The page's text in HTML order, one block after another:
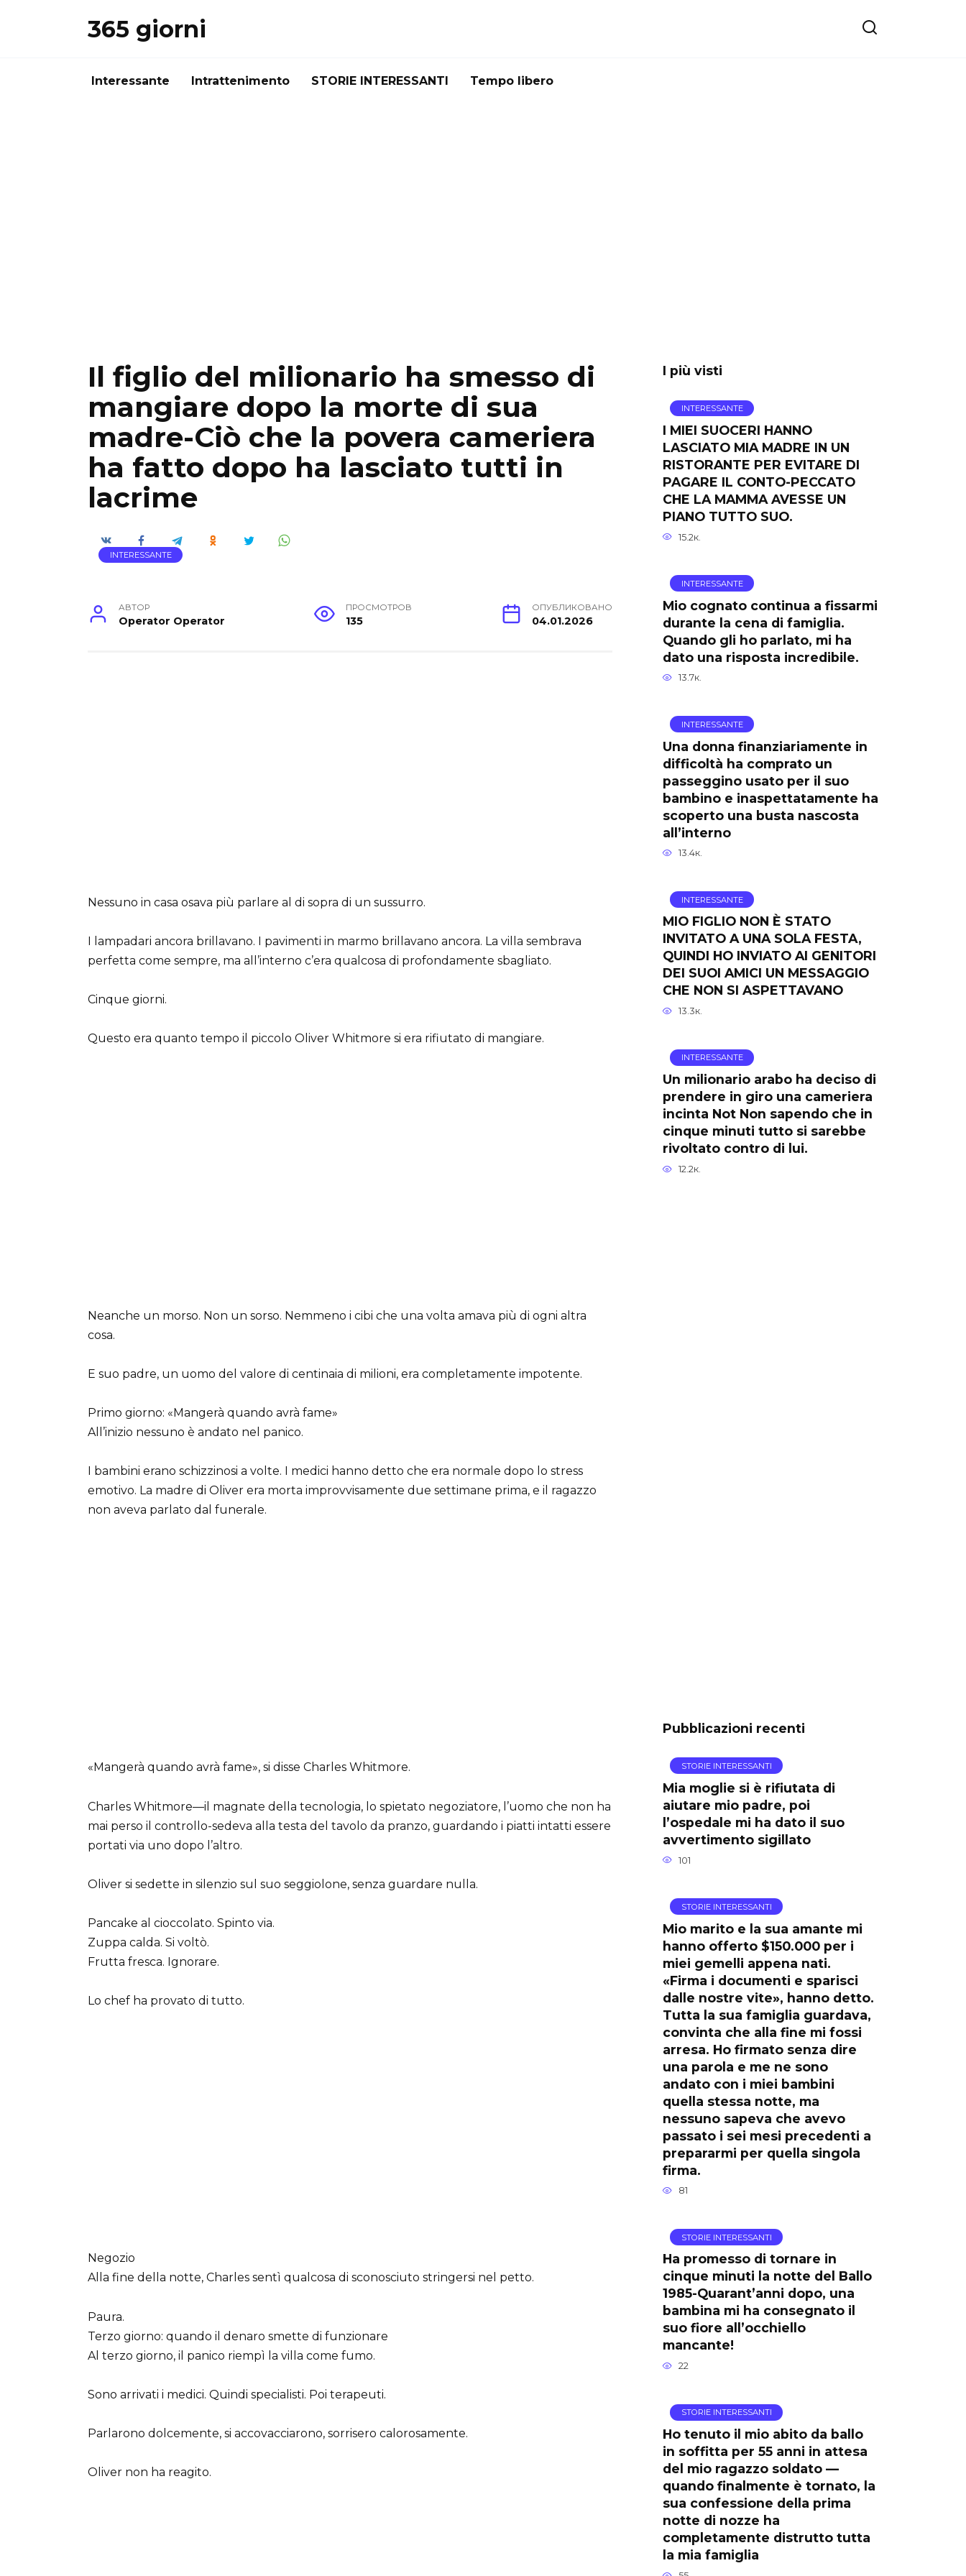
365 giorni
Interessante Intrattenimento STORIE INTERESSANTI Tempo libero
Il figlio del milionario ha smesso di
mangiare dopo la morte di sua
madre-Ciò che la povera cameriera
ha fatto dopo ha lasciato tutti in
lacrime
INTERESSANTE
АВТОР
Operator Operator
ПРОСМОТРОВ
135
ОПУБЛИКОВАНО
04.01.2026
Nessuno in casa osava più parlare al di sopra di un sussurro.
I lampadari ancora brillavano. I pavimenti in marmo brillavano ancora. La villa sembrava
perfetta come sempre, ma all’interno c’era qualcosa di profondamente sbagliato.
Cinque giorni.
Questo era quanto tempo il piccolo Oliver Whitmore si era rifiutato di mangiare.
Neanche un morso. Non un sorso. Nemmeno i cibi che una volta amava più di ogni altra
cosa.
E suo padre, un uomo del valore di centinaia di milioni, era completamente impotente.
Primo giorno: «Mangerà quando avrà fame»
All’inizio nessuno è andato nel panico.
I bambini erano schizzinosi a volte. I medici hanno detto che era normale dopo lo stress
emotivo. La madre di Oliver era morta improvvisamente due settimane prima, e il ragazzo
non aveva parlato dal funerale.
«Mangerà quando avrà fame», si disse Charles Whitmore.
Charles Whitmore—il magnate della tecnologia, lo spietato negoziatore, l’uomo che non ha
mai perso il controllo-sedeva alla testa del tavolo da pranzo, guardando i piatti intatti essere
portati via uno dopo l’altro.
Oliver si sedette in silenzio sul suo seggiolone, senza guardare nulla.
Pancake al cioccolato. Spinto via.
Zuppa calda. Si voltò.
Frutta fresca. Ignorare.
Lo chef ha provato di tutto.
Negozio
Alla fine della notte, Charles sentì qualcosa di sconosciuto stringersi nel petto.
Paura.
Terzo giorno: quando il denaro smette di funzionare
Al terzo giorno, il panico riempì la villa come fumo.
Sono arrivati i medici. Quindi specialisti. Poi terapeuti.
Parlarono dolcemente, si accovacciarono, sorrisero calorosamente.
Oliver non ha reagito.
I più visti
INTERESSANTE
I MIEI SUOCERI HANNO
LASCIATO MIA MADRE IN UN
RISTORANTE PER EVITARE DI
PAGARE IL CONTO-PECCATO
CHE LA MAMMA AVESSE UN
PIANO TUTTO SUO.
15.2к.
INTERESSANTE
Mio cognato continua a fissarmi
durante la cena di famiglia.
Quando gli ho parlato, mi ha
dato una risposta incredibile.
13.7к.
INTERESSANTE
Una donna finanziariamente in
difficoltà ha comprato un
passeggino usato per il suo
bambino e inaspettatamente ha
scoperto una busta nascosta
all’interno
13.4к.
INTERESSANTE
MIO FIGLIO NON È STATO
INVITATO A UNA SOLA FESTA,
QUINDI HO INVIATO AI GENITORI
DEI SUOI AMICI UN MESSAGGIO
CHE NON SI ASPETTAVANO
13.3к.
INTERESSANTE
Un milionario arabo ha deciso di
prendere in giro una cameriera
incinta Not Non sapendo che in
cinque minuti tutto si sarebbe
rivoltato contro di lui.
12.2к.
Pubblicazioni recenti
STORIE INTERESSANTI
Mia moglie si è rifiutata di
aiutare mio padre, poi
l’ospedale mi ha dato il suo
avvertimento sigillato
101
STORIE INTERESSANTI
Mio marito e la sua amante mi
hanno offerto $150.000 per i
miei gemelli appena nati.
«Firma i documenti e sparisci
dalle nostre vite», hanno detto.
Tutta la sua famiglia guardava,
convinta che alla fine mi fossi
arresa. Ho firmato senza dire
una parola e me ne sono
andato con i miei bambini
quella stessa notte, ma
nessuno sapeva che avevo
passato i sei mesi precedenti a
prepararmi per quella singola
firma.
81
STORIE INTERESSANTI
Ha promesso di tornare in
cinque minuti la notte del Ballo
1985-Quarant’anni dopo, una
bambina mi ha consegnato il
suo fiore all’occhiello
mancante!
22
STORIE INTERESSANTI
Ho tenuto il mio abito da ballo
in soffitta per 55 anni in attesa
del mio ragazzo soldato —
quando finalmente è tornato, la
sua confessione della prima
notte di nozze ha
completamente distrutto tutta
la mia famiglia